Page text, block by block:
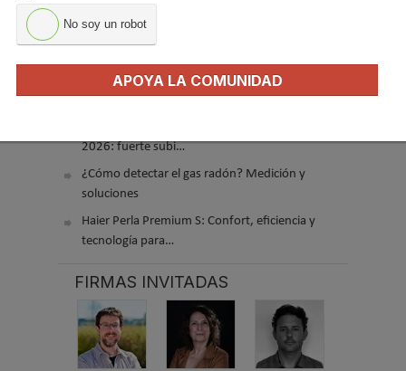
Recuperadores de calor: qué son, cómo
Consejos para ahorrar con el aire
acondicionado
2026: fuerte subi…
¿Cómo detectar el gas radón? Medición y
soluciones
Haier Perla Premium S: Confort, eficiencia y
tecnología para…
FIRMAS INVITADAS
No soy un robot
APOYA LA COMUNIDAD